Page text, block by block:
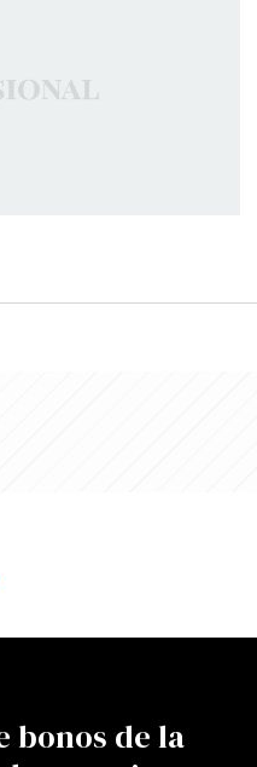
bonos de la